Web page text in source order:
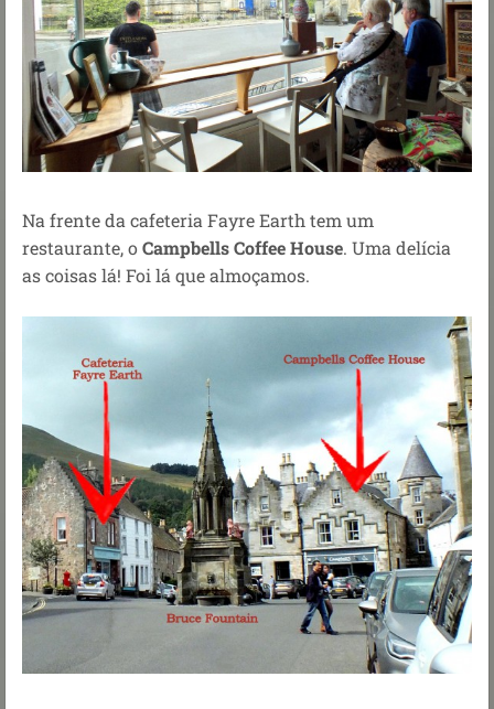
Na frente da cafeteria Fayre Earth tem um
restaurante, oCampbells Coffee House. Uma delícia
as coisas lá! Foi lá que almoçamos.